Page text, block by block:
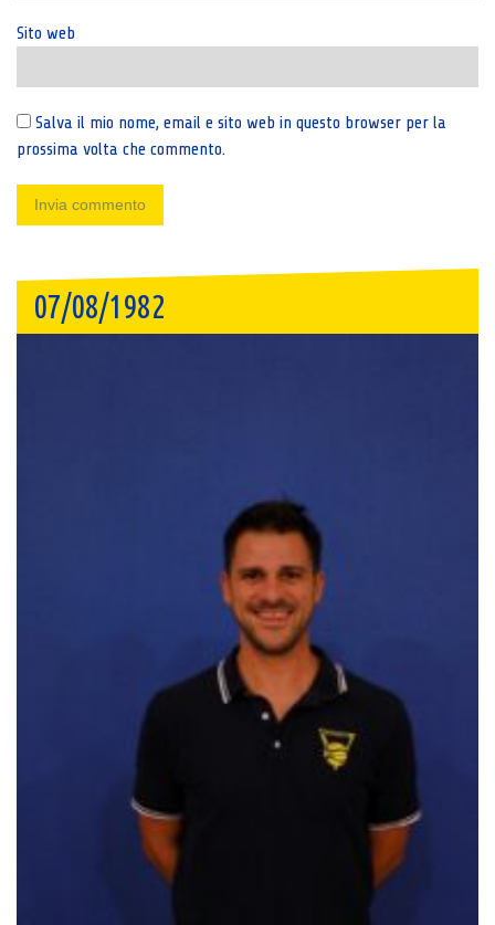
Sito web
Salva il mio nome, email e sito web in questo browser per la
prossima volta che commento.
07/08/1982